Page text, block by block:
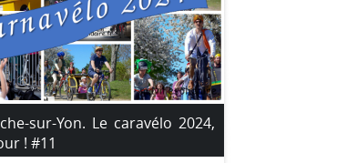
sur-Yon. Le caravélo 2024,
! #11